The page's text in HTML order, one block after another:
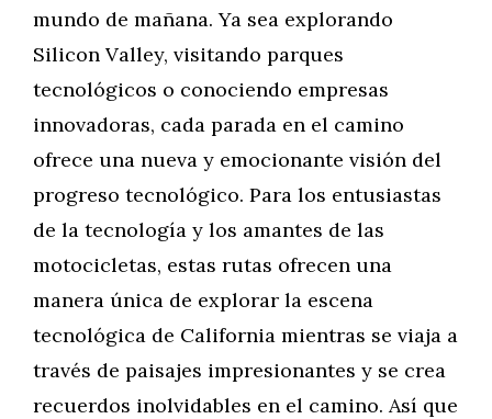
mundo de mañana. Ya sea explorando
Silicon Valley, visitando parques
tecnológicos o conociendo empresas
innovadoras, cada parada en el camino
ofrece una nueva y emocionante visión del
progreso tecnológico. Para los entusiastas
de la tecnología y los amantes de las
motocicletas, estas rutas ofrecen una
manera única de explorar la escena
tecnológica de California mientras se viaja a
través de paisajes impresionantes y se crea
recuerdos inolvidables en el camino. Así que